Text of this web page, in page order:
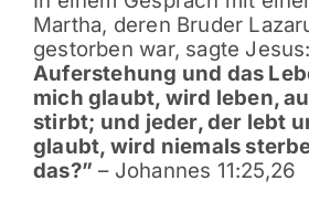
Martha, deren Bruder
gestorben war, sagte Jesus:
Auferstehung und das
mich glaubt, wird leben,
stirbt; und jeder, der lebt
glaubt, wird niemals
das?” – Johannes 11:25,26